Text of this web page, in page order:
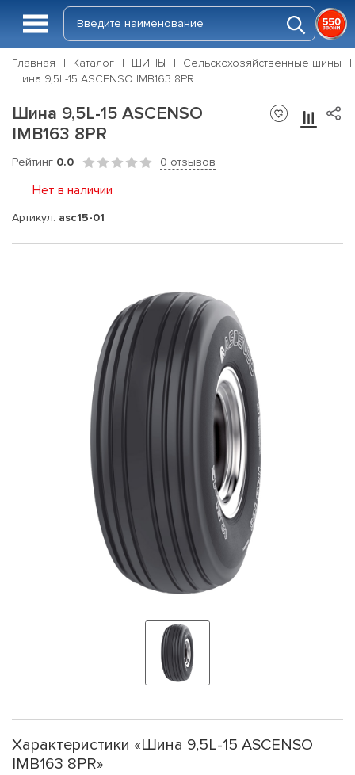
Главная Каталог ШИНЫ
Сельскохозяйственные шины
Шина 9,5L-15 ASCENSO IMB163 8PR
Шина 9,5L-15 ASCENSO
IMB163 8PR
Рейтинг 0.0 0 отзывов
Нет в наличии
Артикул: asc15-01
Характеристики «Шина 9,5L-15 ASCENSO
IMB163 8PR»